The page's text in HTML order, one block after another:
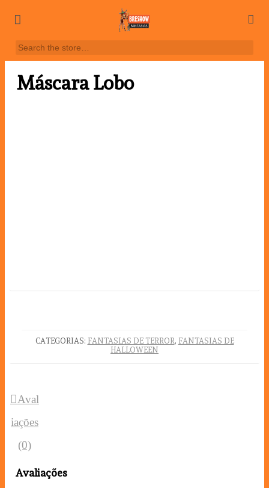
Máscara Lobo
CATEGORIAS: FANTASIAS DE TERROR, FANTASIAS DE
HALLOWEEN
Aval
iações
(0)
Avaliações